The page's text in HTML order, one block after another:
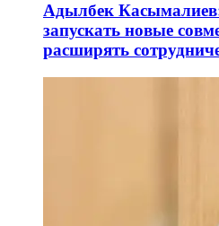
Адылбек
запускать новые
расширять